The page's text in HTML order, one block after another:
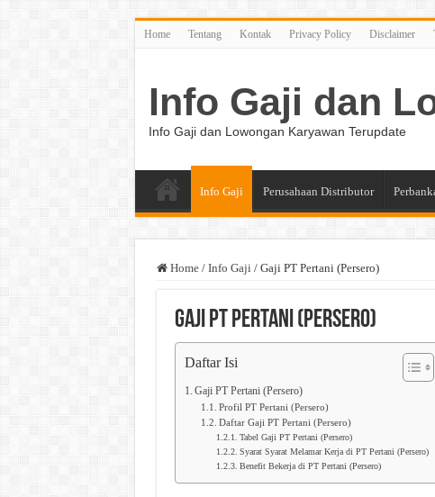
Home Tentang Kontak Privacy Policy Disclaimer
Info Gaji dan
Info Gaji dan Lowongan Karyawan Terupdate
Info Gaji Perusahaan Distributor
Home / Info Gaji / Gaji PT Pertani (Persero)
Gaji PT Pertani (Persero)
Daftar Isi
Gaji PT Pertani (Persero)
Profil PT Pertani (Persero)
Daftar Gaji PT Pertani (Persero)
Tabel Gaji PT Pertani (Persero)
Syarat Syarat Melamar Kerja di PT Pertani (Persero)
Benefit Bekerja di PT Pertani (Persero)